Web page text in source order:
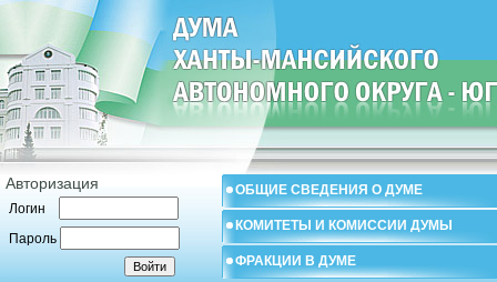
Авторизация
Логин
Пароль
ОБЩИЕ СВЕДЕНИЯ О ДУМЕ
КОМИТЕТЫ И КОМИССИИ ДУМЫ
ФРАКЦИИ В ДУМЕ